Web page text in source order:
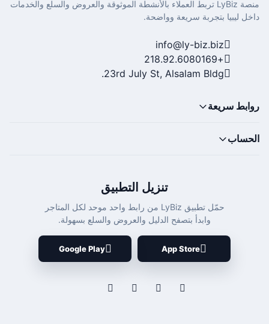
منصة LyBiz تربط العملاء بالأنشطة الموثوقة والعروض والسلع والخدمات
داخل ليبيا بتجربة سريعة وواضحة.
info@ly-biz.biz
+218.92.6080169
23rd July St, Alsalam Bldg.
روابط سريعة
الحساب
تنزيل التطبيق
حمّل تطبيق LyBiz من رابط واحد موحد لكل المتاجر
وابدأ بتصفح الدليل والعروض والسلع بسهولة.
App Store
Google Play